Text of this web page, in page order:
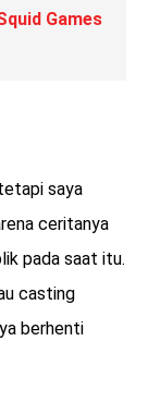
Games
saya
ceritanya
pada saat itu.
casting
berhenti